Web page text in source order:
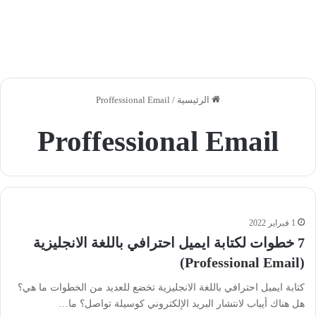
الرئيسية /
Proffessional Email
Proffessional Email
1 فبراير 2022
7 خطوات لكتابة ايميل احترافي باللغة الانجليزية
(Professional Email)
كتابة ايميل احترافي باللغة الانجليزية تخضع للعديد من الخطوات ما هي؟
هل هناك أيباب لانتشار البريد الإلكتروني كوسيلة تواصل؟ ما…